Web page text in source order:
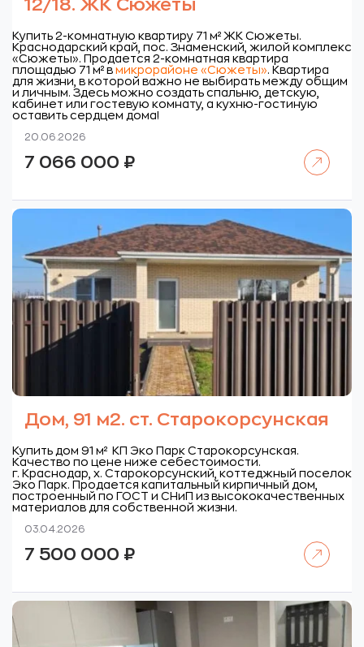
12/18. ЖК Сюжеты
Купить 2-комнатную квартиру 71 м² ЖК Сюжеты.
Краснодарский край, пос. Знаменский, жилой комплекс
«Сюжеты». Продается 2-комнатная квартира
площадью 71 м² в микрорайоне «Сюжеты». Квартира
для жизни, в которой важно не выбирать между общим
и личным. Здесь можно создать спальню, детскую,
кабинет или гостевую комнату, а кухню-гостиную
оставить сердцем дома!
20.06.2026
7 066 000 ₽
Дом, 91 м2. ст. Старокорсунская
Купить дом 91 м² КП Эко Парк Старокорсунская.
Качество по цене ниже себестоимости.
г. Краснодар, х. Старокорсунский, коттеджный поселок
Эко Парк. Продается капитальный кирпичный дом,
построенный по ГОСТ и СНиП из высококачественных
материалов для собственной жизни.
03.04.2026
7 500 000 ₽